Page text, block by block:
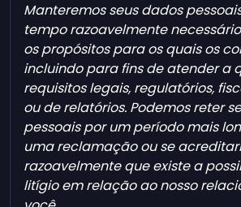
Manteremos seus dados
tempo razoavelmente
os propósitos para os quais os
incluindo para fins de atender a
requisitos legais, regulatórios,
ou de relatórios. Podemos reter
pessoais por um período mais
uma reclamação ou se
razoavelmente que existe a
litígio em relação ao nosso